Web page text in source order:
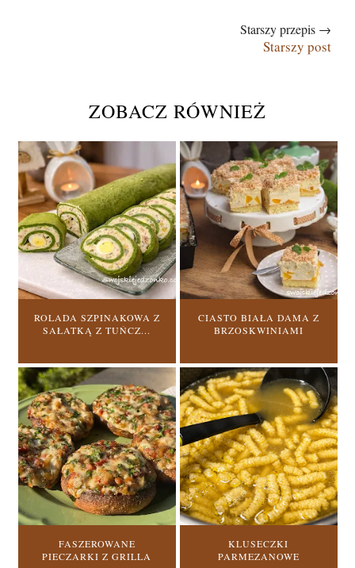
Starszy przepis →
Starszy post
ZOBACZ RÓWNIEŻ
ROLADA SZPINAKOWA Z
SAŁATKĄ Z TUŃCZ...
CIASTO BIAŁA DAMA Z
BRZOSKWINIAMI
FASZEROWANE
PIECZARKI Z GRILLA
KLUSECZKI
PARMEZANOWE